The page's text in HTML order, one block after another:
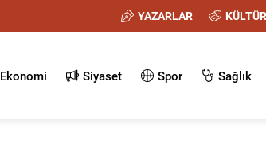
YAZARLAR
Ekonomi Siyaset Spor Sağlık